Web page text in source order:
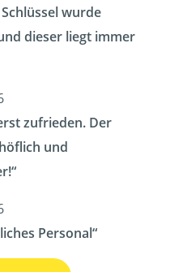
wurde
dieser liegt immer
zufrieden. Der
und
Personal